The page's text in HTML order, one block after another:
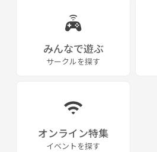
みんなで遊ぶ
サークルを探す
オンライン特集
イベントを探す